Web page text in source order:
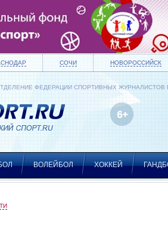
СОЧИ НОВОРОССИЙСК
ФЕДЕРАЦИИ СПОРТИВНЫХ ЖУРНАЛИСТОВ
ВОЛЕЙБОЛ ХОККЕЙ